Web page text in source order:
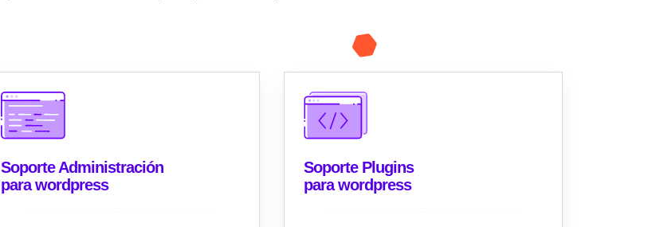
Soporte Administración
para wordpress
Soporte Plugins
para wordpress